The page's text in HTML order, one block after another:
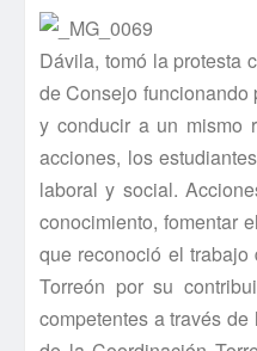
Dávila, tomó la protesta
de Consejo
y conducir a un mismo
acciones, los
laboral y social.
conocimiento, fomentar
que reconoció el
Torreón por su
competentes a través